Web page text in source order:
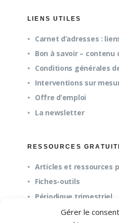
Gérer le
LIENS UTILES
Carnet d’adresses :
Bon à savoir – contenu
Conditions générales
Interventions sur
Offre d’emploi
La newsletter
RESSOURCES
Articles et ressources
Fiches-outils
Périodique trimestriel